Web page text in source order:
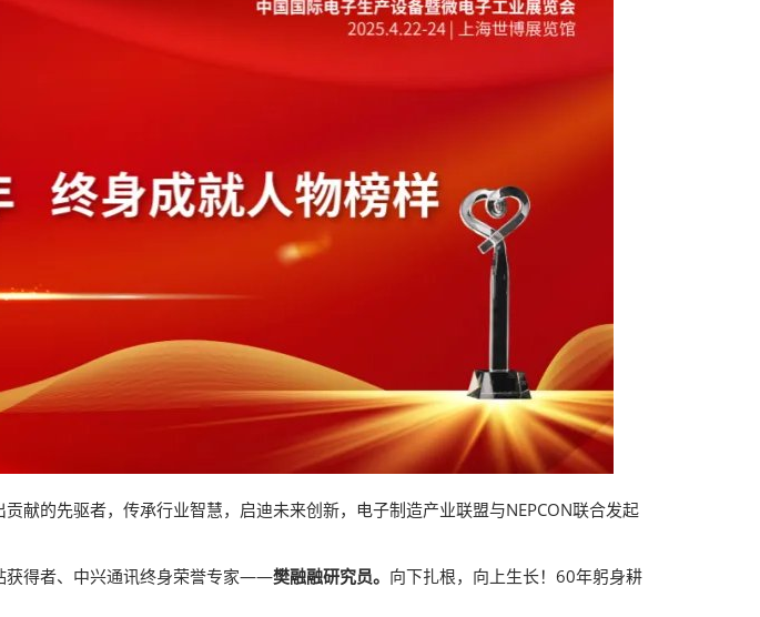
献的先驱者，传承行业智慧，启迪未来创新，电子制造产业联盟与NEPCON联合发起
获得者、中兴通讯终身荣誉专家——樊融融研究员。 向下扎根，向上生长！60年躬身耕